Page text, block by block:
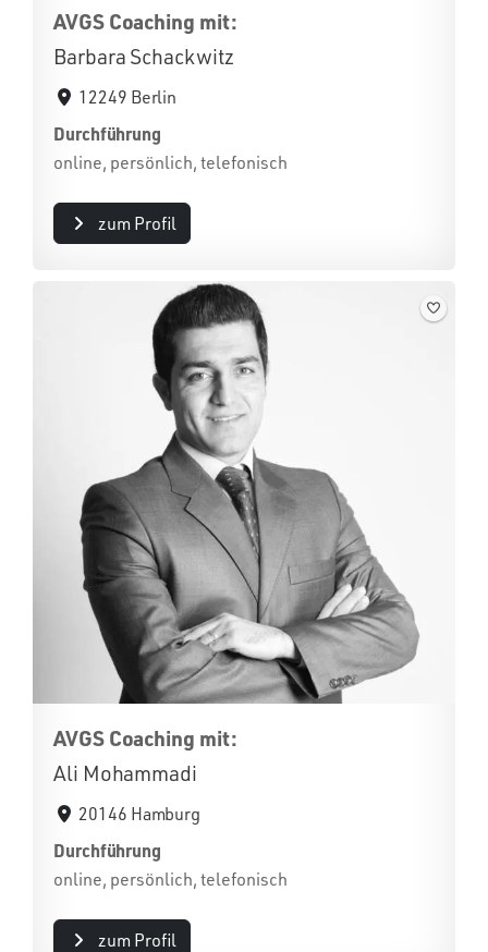
AVGS Coaching mit:
Barbara Schackwitz
12249 Berlin
Durchführung
online, persönlich, telefonisch
zum Profil
AVGS Coaching mit:
Ali Mohammadi
20146 Hamburg
Durchführung
online, persönlich, telefonisch
zum Profil